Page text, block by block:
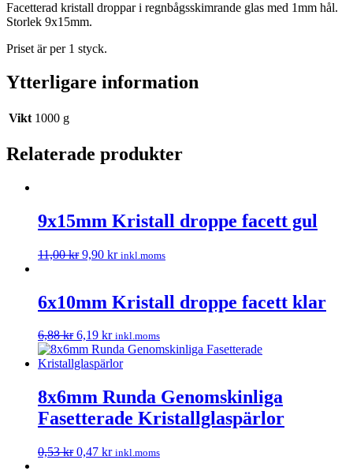
Facetterad kristall droppar i regnbågsskimrande glas med 1mm hål.
Storlek 9x15mm.
Priset är per 1 styck.
Ytterligare information
Vikt 1000 g
Relaterade produkter
9x15mm Kristall droppe facett gul
11,00kr 9,90 kr inkl.moms
6x10mm Kristall droppe facett klar
6,88kr 6,19 kr inkl.moms
8x6mm Runda Genomskinliga
Fasetterade Kristallglaspärlor
0,53kr 0,47 kr inkl.moms